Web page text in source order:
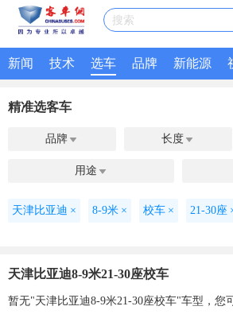
搜索
新闻 技术 选车 品牌 新能源
精准选客车
品牌  长度 
用途 
天津比亚迪 × 8-9米 × 校车 × 21-30座
天津比亚迪8-9米21-30座校车
暂无"天津比亚迪8-9米21-30座校车"车型，您